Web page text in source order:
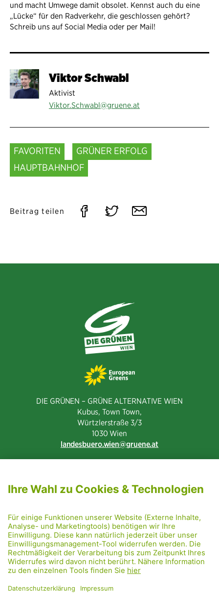
und macht Umwege damit obsolet. Kennst auch du eine
„Lücke“ für den Radverkehr, die geschlossen gehört?
Schreib uns auf Social Media oder per Mail!
Viktor Schwabl
Aktivist
Viktor.Schwabl@gruene.at
FAVORITEN
GRÜNER ERFOLG
HAUPTBAHNHOF
Beitrag teilen
Auf Auf Per
DIE GRÜNEN – GRÜNE ALTERNATIVE WIEN
Kubus, Town Town,
Würtzlerstraße 3/3​
1030 Wien
landesbuero.wien
gruene.at
PRESSE
GRÜNE RADRETTUNG
FRIDAY NIGHTSKATING
NETIQUETTE
DATENSCHUTZ